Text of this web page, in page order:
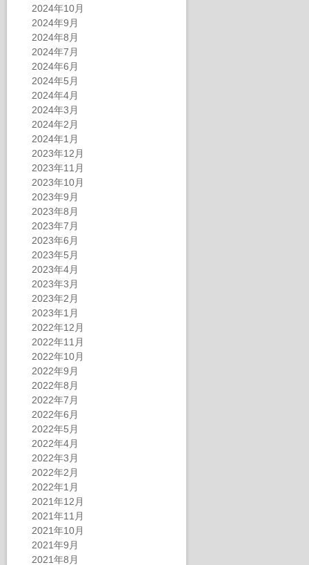
2024年10月
2024年9月
2024年8月
2024年7月
2024年6月
2024年5月
2024年4月
2024年3月
2024年2月
2024年1月
2023年12月
2023年11月
2023年10月
2023年9月
2023年8月
2023年7月
2023年6月
2023年5月
2023年4月
2023年3月
2023年2月
2023年1月
2022年12月
2022年11月
2022年10月
2022年9月
2022年8月
2022年7月
2022年6月
2022年5月
2022年4月
2022年3月
2022年2月
2022年1月
2021年12月
2021年11月
2021年10月
2021年9月
2021年8月